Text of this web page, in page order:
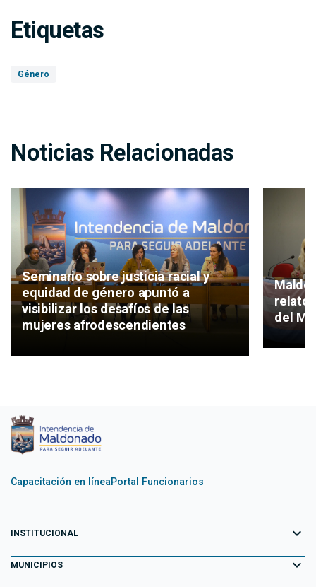
Etiquetas
Género
Noticias Relacionadas
Seminario sobre justicia racial y
equidad de género apuntó a
visibilizar los desafíos de las
mujeres afrodescendientes
del
Capacitación en líneaPortal Funcionarios
INSTITUCIONAL expand_more
Equipo de Gobierno
MUNICIPIOS expand_more